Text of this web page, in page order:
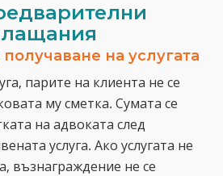
на услугата
парите на клиента не се
му сметка. Сумата се
на адвоката след
услуга. Ако услугата не
възнаграждение не се